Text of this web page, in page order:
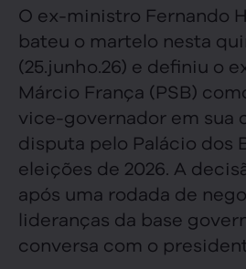
O ex-ministro Fernando
bateu o martelo nesta
(25.junho.26) e definiu o
Márcio França (PSB)
vice-governador em sua
disputa pelo Palácio dos
eleições de 2026. A
após uma rodada de
lideranças da base
conversa com o